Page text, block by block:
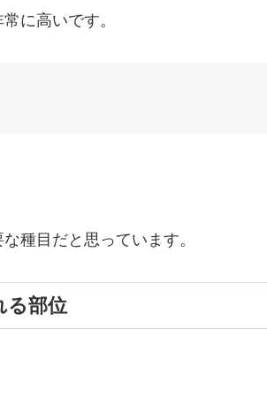
に高いです。
種目だと思っています。
る部位